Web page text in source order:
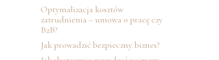
Optymalizacja kosztów
zatrudnienia – umowa o pracę czy
B2B?
Jak prowadzić bezpieczny biznes?